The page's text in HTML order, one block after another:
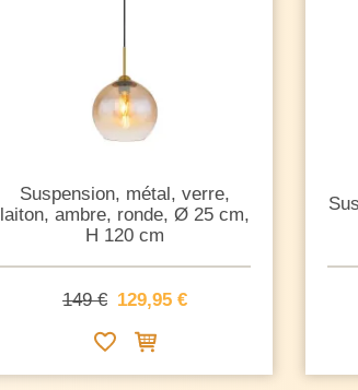
Suspension, métal, verre,
laiton, ambre, ronde, Ø 25 cm,
H 120 cm
149 € 129,95 €